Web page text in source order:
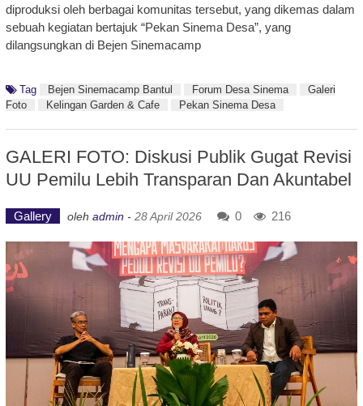
diproduksi oleh berbagai komunitas tersebut, yang dikemas dalam
sebuah kegiatan bertajuk “Pekan Sinema Desa”, yang
dilangsungkan di Bejen Sinemacamp
Tag Bejen Sinemacamp Bantul Forum Desa Sinema
Galeri
Foto
Kelingan Garden & Cafe Pekan Sinema Desa
GALERI FOTO: Diskusi Publik Gugat Revisi
UU Pemilu Lebih Transparan Dan Akuntabel
Gallery oleh admin - 28 April 2026 0 216